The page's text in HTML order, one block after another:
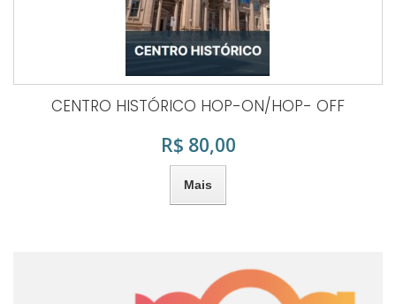
CENTRO HISTÓRICO HOP-ON/HOP- OFF
R$ 80,00
Mais